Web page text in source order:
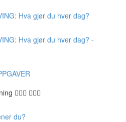
Hva gjør du hver dag?
Hva gjør du hver dag? -
🚶🏼‍♀️ 🏋🏽‍♀️
du?